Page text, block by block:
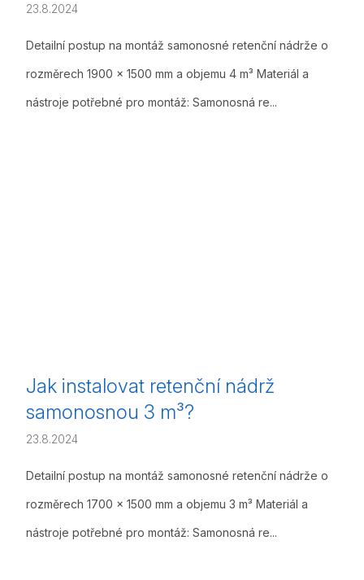
23.8.2024
Detailní postup na montáž samonosné retenční nádrže o
rozměrech 1900 x 1500 mm a objemu 4 m³ Materiál a
nástroje potřebné pro montáž: Samonosná re...
Jak instalovat retenční nádrž
samonosnou 3 m³?
23.8.2024
Detailní postup na montáž samonosné retenční nádrže o
rozměrech 1700 x 1500 mm a objemu 3 m³ Materiál a
nástroje potřebné pro montáž: Samonosná re...